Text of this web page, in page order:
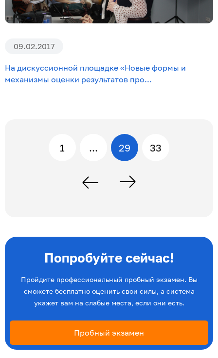
09.02.2017
На дискуссионной площадке «Новые формы и
механизмы оценки результатов про...
1 ... 29 33
Попробуйте сейчас!
Пройдите профессиональный пробный экзамен. Вы
сможете бесплатно оценить свои силы, а система
укажет вам на слабые места, если они есть.
Пробный экзамен